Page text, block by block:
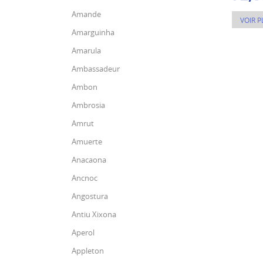
Amande
Amarguinha
Amarula
Ambassadeur
Ambon
Ambrosia
Amrut
Amuerte
Anacaona
Ancnoc
Angostura
Antiu Xixona
Aperol
Appleton
VOIR